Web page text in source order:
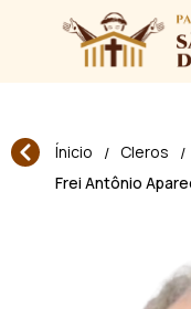
Ínicio / Cleros
/
Frei Antônio